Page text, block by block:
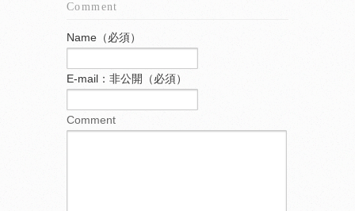
Comment
Name（必須）
E-mail：非公開（必須）
Comment